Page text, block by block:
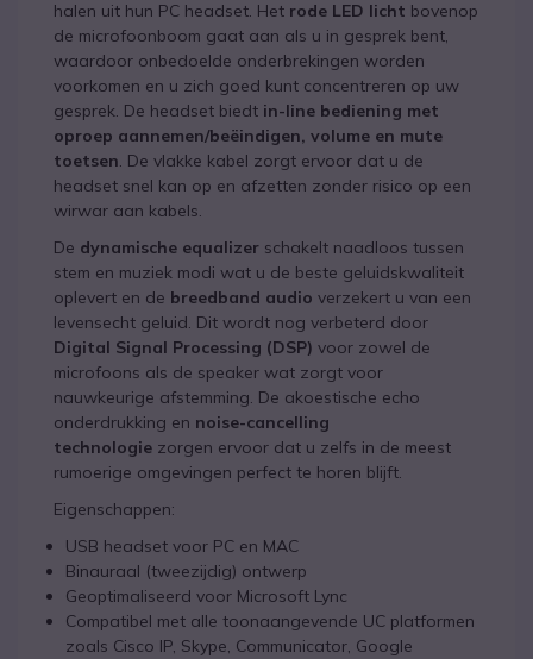
halen uit hun PC headset. Het rode LED licht bovenop
de microfoonboom gaat aan als u in gesprek bent,
waardoor onbedoelde onderbrekingen worden
voorkomen en u zich goed kunt concentreren op uw
gesprek. De headset biedt in-line bediening met
oproep aannemen/beëindigen, volume en mute
toetsen. De vlakke kabel zorgt ervoor dat u de
headset snel kan op en afzetten zonder risico op een
wirwar aan kabels.
De dynamische equalizer schakelt naadloos tussen
stem en muziek modi wat u de beste geluidskwaliteit
oplevert en de breedband audio verzekert u van een
levensecht geluid. Dit wordt nog verbeterd door
Digital Signal Processing (DSP) voor zowel de
microfoons als de speaker wat zorgt voor
nauwkeurige afstemming. De akoestische echo
onderdrukking en noise-cancelling
technologie zorgen ervoor dat u zelfs in de meest
rumoerige omgevingen perfect te horen blijft.
Eigenschappen:
USB headset voor PC en MAC
Binauraal (tweezijdig) ontwerp
Geoptimaliseerd voor Microsoft Lync
Compatibel met alle toonaangevende UC platformen
zoals Cisco IP, Skype, Communicator, Google